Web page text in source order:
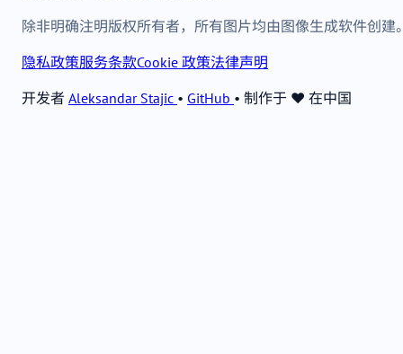
除非明确注明版权所有者，所有图片均由图像生成软件创建
隐私政策服务条款Cookie 政策法律声明
开发者 Aleksandar Stajic • GitHub • 制作于 ❤️ 在中国